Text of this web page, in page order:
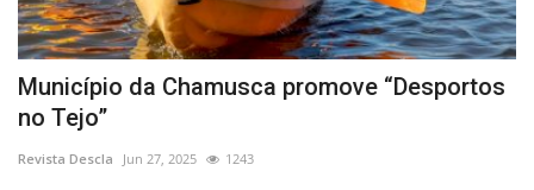
Município da Chamusca promove “Desportos
no Tejo”
Revista Descla Jun 27, 2025 1243